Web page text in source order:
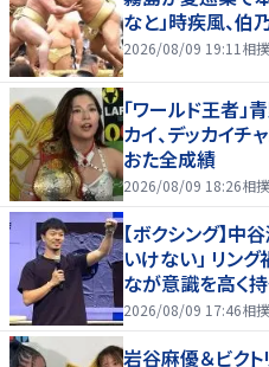
なと」時疾風、
2026/08/09 19:11 相
「ワールド王者」
カイ、デッカイチ
おた全成績
2026/08/09 18:26相
【ボクシング】中
いけない」 リン
なが意識を高く持
2026/08/09 17:46相
岩谷麻優＆ビクト